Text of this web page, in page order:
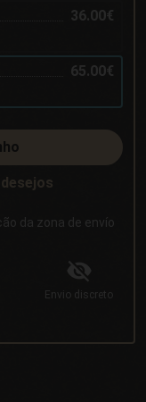
36.00€
65.00€
da zona de envío
Envio discreto